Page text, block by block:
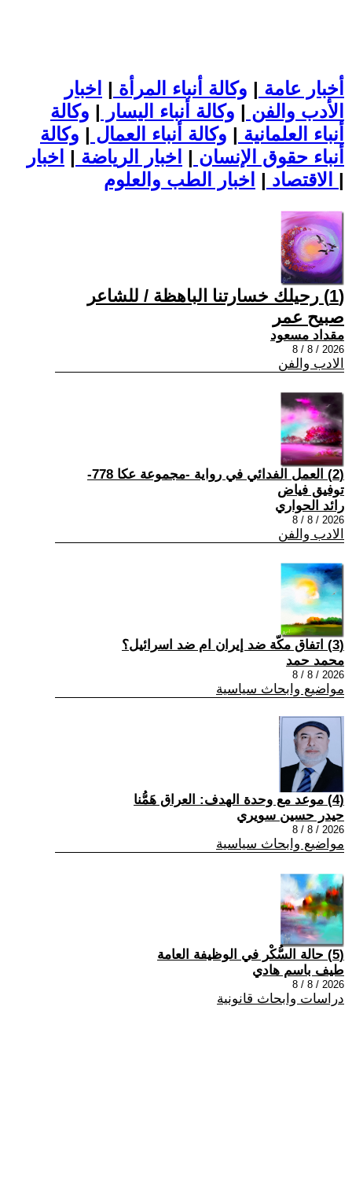
أخبار عامة | وكالة أنباء المرأة | اخبار
الأدب والفن | وكالة أنباء اليسار | وكالة
أنباء العلمانية | وكالة أنباء العمال | وكالة
أنباء حقوق الإنسان | اخبار الرياضة | اخبار
الاقتصاد | |
(1) رحيلك خسارتنا الباهظة / للشاعر
صبيح عمر
مقداد مسعود
2026 / 8 / 8
الادب والفن
(2) العمل الفدائي في رواية -مجموعة عكا 778-
توفيق فياض
رائد الحواري
2026 / 8 / 8
الادب والفن
(3) اتفاق مكّة ضد إيران ام ضد اسرائيل؟
محمد حمد
2026 / 8 / 8
مواضيع وابحاث سياسية
(4) موعد مع وحدة الهدف: العراق هَمُّنا
حيدر حسين سويري
2026 / 8 / 8
مواضيع وابحاث سياسية
(5) حالة السُّكْر في الوظيفة العامة
طيف باسم هادي
2026 / 8 / 8
دراسات وابحاث قانونية